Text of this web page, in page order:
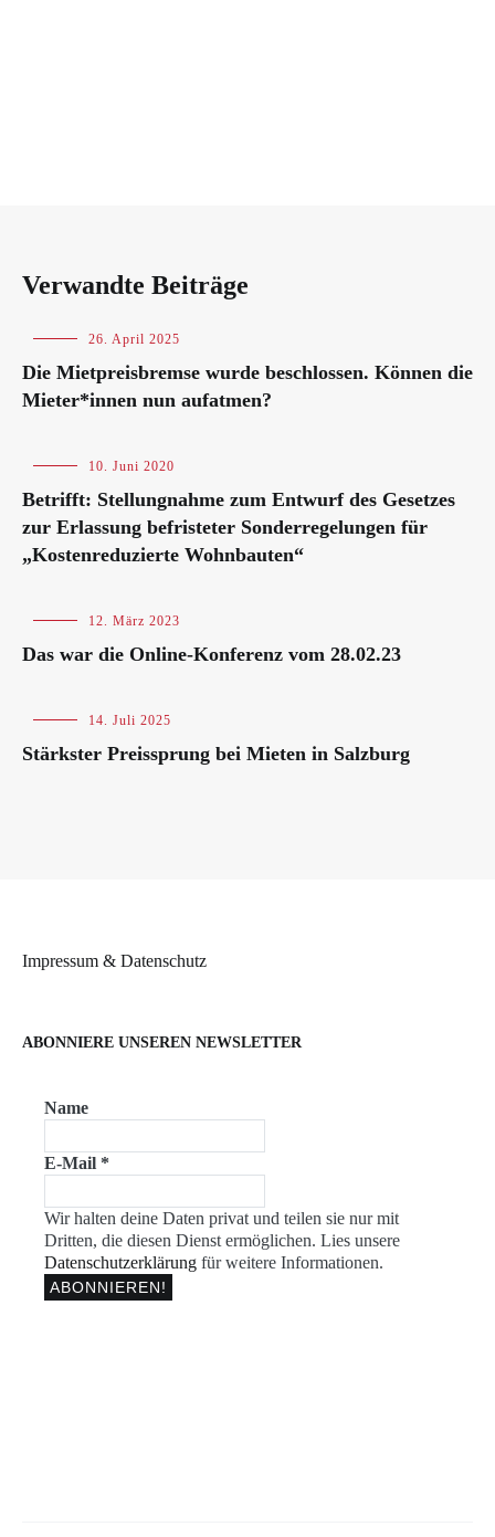
Verwandte Beiträge
Blog 26. April 2025
Die Mietpreisbremse wurde beschlossen. Können die
Mieter*innen nun aufatmen?
Blog 10. Juni 2020
Betrifft: Stellungnahme zum Entwurf des Gesetzes
zur Erlassung befristeter Sonderregelungen für
„Kostenreduzierte Wohnbauten“
Blog ,
12. März 2023
Das war die Online-Konferenz vom 28.02.23
Blog 14. Juli 2025
Stärkster Preissprung bei Mieten in Salzburg
Impressum & Datenschutz
ABONNIERE UNSEREN NEWSLETTER
Name
E-Mail *
Wir halten deine Daten privat und teilen sie nur mit
Dritten, die diesen Dienst ermöglichen. Lies unsere
Datenschutzerklärung für weitere Informationen.